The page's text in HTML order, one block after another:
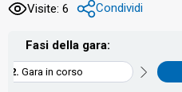
Visite: 6
Condividi
Fasi della gara:
Gara in corso